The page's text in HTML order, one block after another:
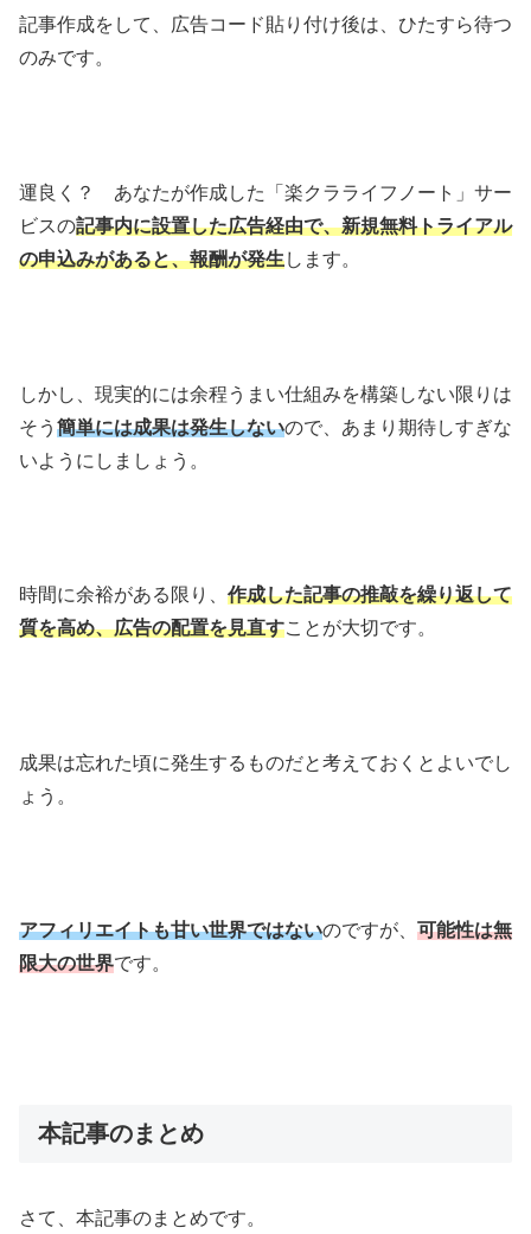
記事作成をして、広告コード貼り付け後は、ひたすら待つ
のみです。
運良く？ あなたが作成した「楽クラライフノート」サー
ビスの記事内に設置した広告経由で、新規無料トライアル
の申込みがあると、報酬が発生します。
しかし、現実的には余程うまい仕組みを構築しない限りは
そう 簡単には成果は発生しないので、あまり期待しすぎな
いようにしましょう。
時間に余裕がある限り、 作成した記事の推敲を繰り返して
質を高め、広告の配置を見直すことが大切です。
成果は忘れた頃に発生するものだと考えておくとよいでし
ょう。
アフィリエイトも甘い世界ではないのですが、 可能性は無
限大の世界です。
本記事のまとめ
さて、本記事のまとめです。